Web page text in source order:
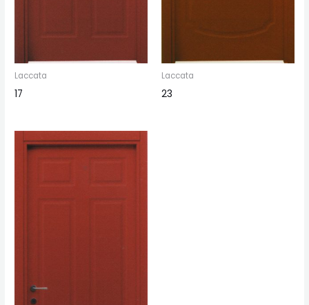
Laccata
17
Laccata
23